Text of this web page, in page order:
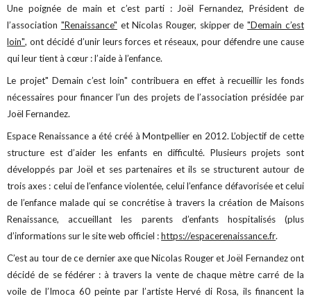
Une poignée de main et c’est parti : Joël Fernandez, Président de
l’association "Renaissance" et Nicolas Rouger, skipper de"Demain c’est
loin", ont décidé d’unir leurs forces et réseaux, pour défendre une cause
qui leur tient à cœur : l’aide à l’enfance.
Le projet" Demain c’est loin" contribuera en effet à recueillir les fonds
nécessaires pour financer l’un des projets de l’association présidée par
Joël Fernandez.
Espace Renaissance a été créé à Montpellier en 2012. L’objectif de cette
structure est d’aider les enfants en difficulté. Plusieurs projets sont
développés par Joël et ses partenaires et ils se structurent autour de
trois axes : celui de l’enfance violentée, celui l’enfance défavorisée et celui
de l’enfance malade qui se concrétise à travers la création de Maisons
Renaissance, accueillant les parents d’enfants hospitalisés (plus
d’informations sur le site web officiel :https://espacerenaissance.fr.
C’est au tour de ce dernier axe que Nicolas Rouger et Joël Fernandez ont
décidé de se fédérer : à travers la vente de chaque mètre carré de la
voile de l’Imoca 60 peinte par l’artiste Hervé di Rosa, ils financent la